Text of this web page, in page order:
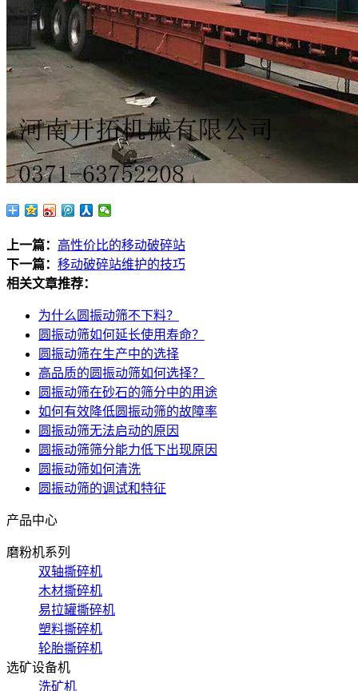
上一篇： 高性价比的移动破碎站
下一篇： 移动破碎站维护的技巧
相关文章推荐：
为什么圆振动筛不下料？
圆振动筛如何延长使用寿命？
圆振动筛在生产中的选择
高品质的圆振动筛如何选择？
圆振动筛在砂石的筛分中的用途
如何有效降低圆振动筛的故障率
圆振动筛无法启动的原因
圆振动筛筛分能力低下出现原因
圆振动筛如何清洗
圆振动筛的调试和特征
产品中心
磨粉机系列
双轴撕碎机
木材撕碎机
易拉罐撕碎机
塑料撕碎机
轮胎撕碎机
选矿设备机
洗矿机